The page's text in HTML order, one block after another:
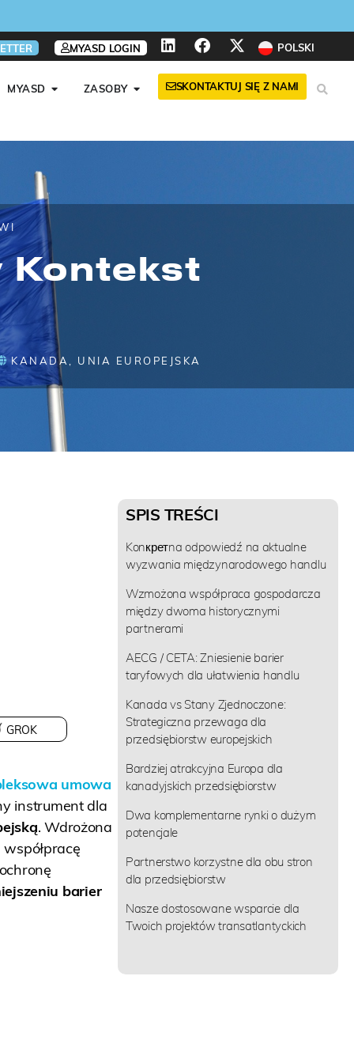
MYASD LOGIN POLSKI
MYASD ZASOBY SKONTAKTUJ SIĘ Z NAMI
Kontekst
KANADA UNIA EUROPEJSKA
GROK
umowa
instrument dla
. Wdrożona
barier
SPIS TREŚCI
Konкретna odpowiedź na aktualne
wyzwania międzynarodowego handlu
Wzmożona współpraca gospodarcza
między dwoma historycznymi
partnerami
AECG / CETA: Zniesienie barier
taryfowych dla ułatwienia handlu
Kanada vs Stany Zjednoczone:
Strategiczna przewaga dla
przedsiębiorstw europejskich
Bardziej atrakcyjna Europa dla
kanadyjskich przedsiębiorstw
Dwa komplementarne rynki o dużym
potencjale
Partnerstwo korzystne dla obu stron
dla przedsiębiorstw
Nasze dostosowane wsparcie dla
Twoich projektów transatlantyckich